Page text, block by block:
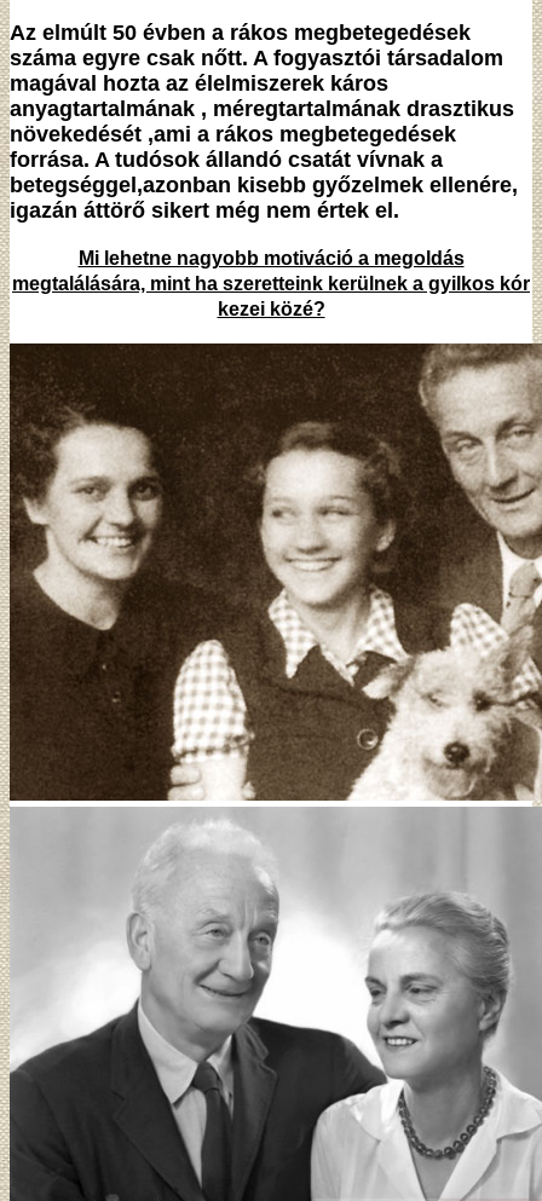
Az elmúlt 50 évben a rákos megbetegedések
száma egyre csak nőtt. A fogyasztói társadalom
magával hozta az élelmiszerek káros
anyagtartalmának , méregtartalmának drasztikus
növekedését ,ami a rákos megbetegedések
forrása. A tudósok állandó csatát vívnak a
betegséggel,azonban kisebb győzelmek ellenére,
igazán áttörő sikert még nem értek el.
Mi lehetne nagyobb motiváció a megoldás
megtalálására, mint ha szeretteink kerülnek a gyilkos kór
kezei közé?